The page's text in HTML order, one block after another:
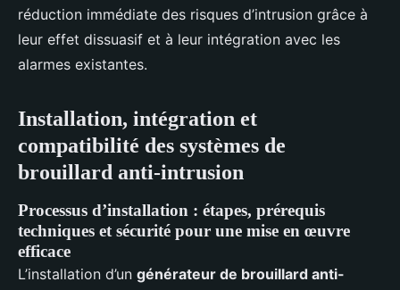
réduction immédiate des risques d’intrusion grâce à
leur effet dissuasif et à leur intégration avec les
alarmes existantes.
Installation, intégration et
compatibilité des systèmes de
brouillard anti-intrusion
Processus d’installation : étapes, prérequis
techniques et sécurité pour une mise en œuvre
efficace
L’installation d’un générateur de brouillard anti-